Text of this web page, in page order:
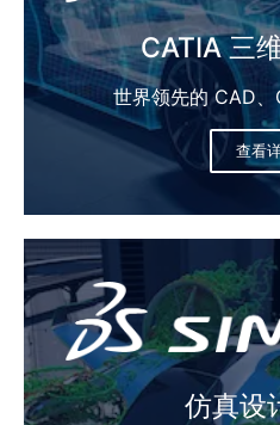
CATIA 三
世界领先的 CAD
查看
仿真设